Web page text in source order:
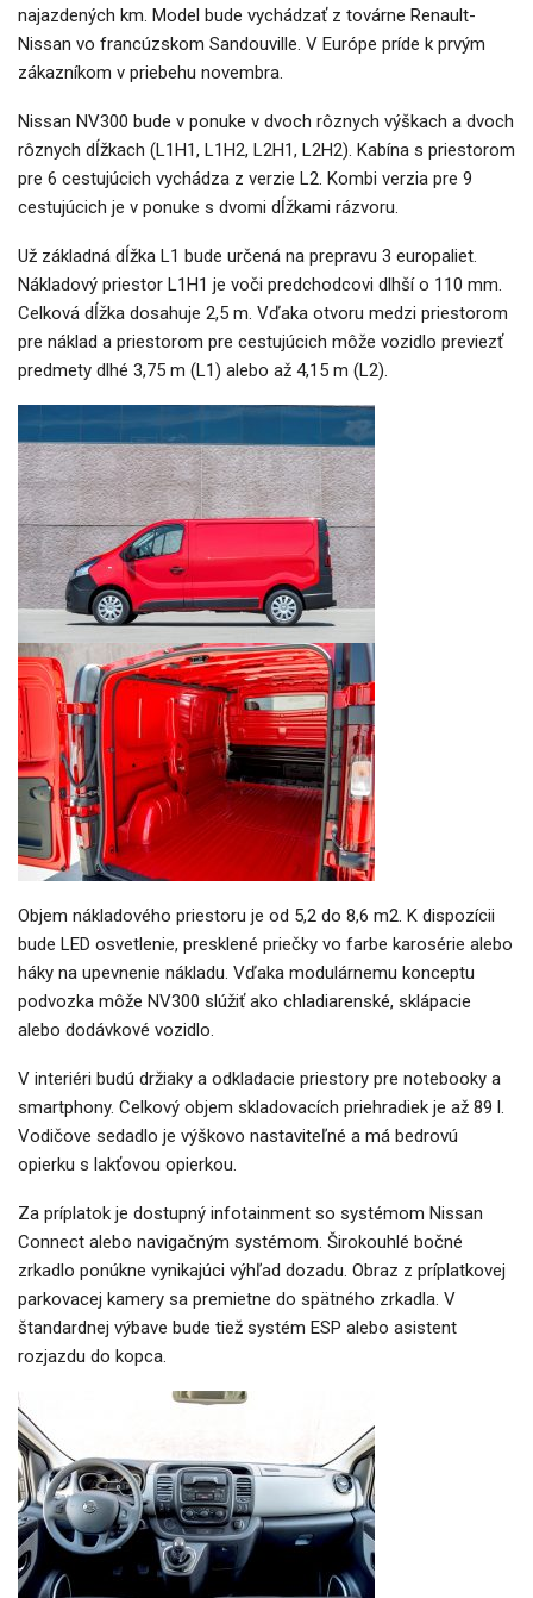
najazdených km. Model bude vychádzať z továrne Renault-
Nissan vo francúzskom Sandouville. V Európe príde k prvým
zákazníkom v priebehu novembra.
Nissan NV300 bude v ponuke v dvoch rôznych výškach a dvoch
rôznych dĺžkach (L1H1, L1H2, L2H1, L2H2). Kabína s priestorom
pre 6 cestujúcich vychádza z verzie L2. Kombi verzia pre 9
cestujúcich je v ponuke s dvomi dĺžkami rázvoru.
Už základná dĺžka L1 bude určená na prepravu 3 europaliet.
Nákladový priestor L1H1 je voči predchodcovi dlhší o 110 mm.
Celková dĺžka dosahuje 2,5 m. Vďaka otvoru medzi priestorom
pre náklad a priestorom pre cestujúcich môže vozidlo previezť
predmety dlhé 3,75 m (L1) alebo až 4,15 m (L2).
Objem nákladového priestoru je od 5,2 do 8,6 m2. K dispozícii
bude LED osvetlenie, presklené priečky vo farbe karosérie alebo
háky na upevnenie nákladu. Vďaka modulárnemu konceptu
podvozka môže NV300 slúžiť ako chladiarenské, sklápacie
alebo dodávkové vozidlo.
V interiéri budú držiaky a odkladacie priestory pre notebooky a
smartphony. Celkový objem skladovacích priehradiek je až 89 l.
Vodičove sedadlo je výškovo nastaviteľné a má bedrovú
opierku s lakťovou opierkou.
Za príplatok je dostupný infotainment so systémom Nissan
Connect alebo navigačným systémom. Širokouhlé bočné
zrkadlo ponúkne vynikajúci výhľad dozadu. Obraz z príplatkovej
parkovacej kamery sa premietne do spätného zrkadla. V
štandardnej výbave bude tiež systém ESP alebo asistent
rozjazdu do kopca.